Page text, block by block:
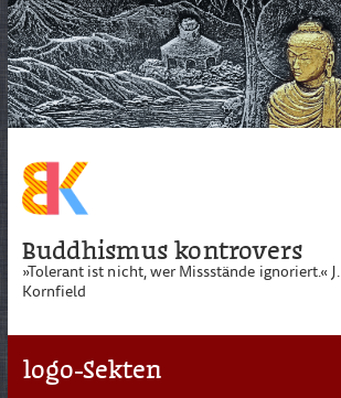
Skip
to
content
Buddhismus kontrovers
»Tolerant ist nicht, wer Missstände ignoriert.« J.
Kornfield
logo-Sekten